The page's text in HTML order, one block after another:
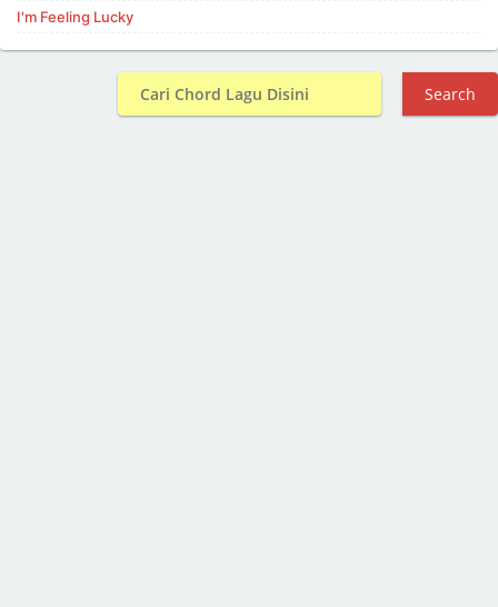
I'm Feeling Lucky
Search